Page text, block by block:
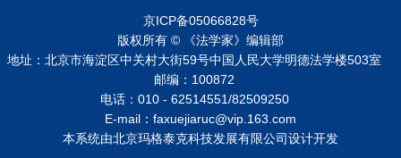
京ICP备05066828号
版权所有 © 《法学家》编辑部
地址：北京市海淀区中关村大街59号中国人民大学明德法学楼503室
邮编：100872
电话：010 - 62514551/82509250
E-mail：faxuejiaruc@vip.163.com
本系统由北京玛格泰克科技发展有限公司设计开发